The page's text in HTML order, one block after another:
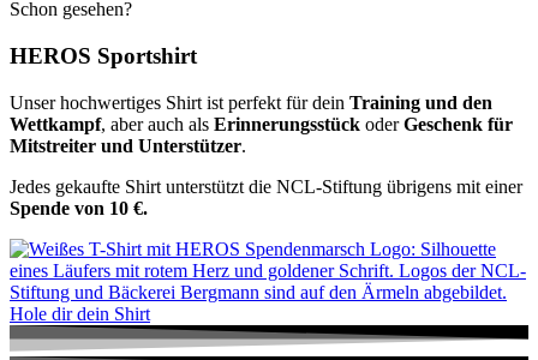
Schon gesehen?
HEROS Sportshirt
Unser hochwertiges Shirt ist perfekt für dein Training und den
Wettkampf, aber auch als Erinnerungsstück oderGeschenk für
Mitstreiter und Unterstützer.
Jedes gekaufte Shirt unterstützt die NCL-Stiftung übrigens mit einer
Spende von 10 €.
Hole dir dein Shirt